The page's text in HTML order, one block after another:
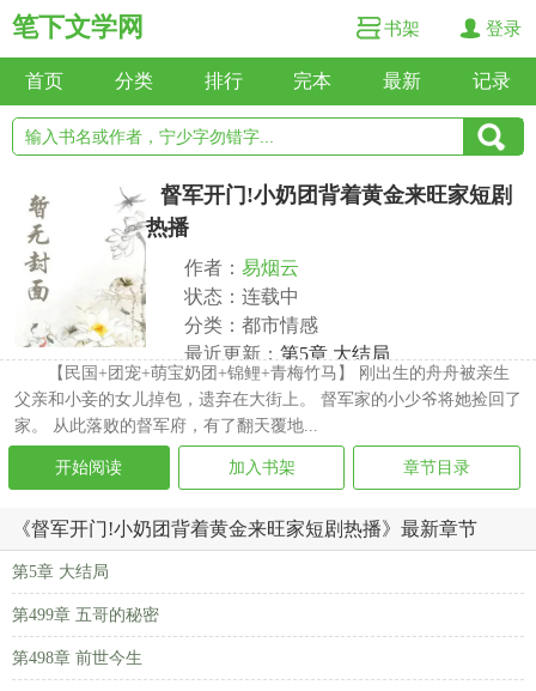
笔下文学网 书架 登录
首页 分类 排行 完本 最新 记录
督军开门!小奶团背着黄金来旺家短剧
热播
作者： 易烟云
状态：连载中
分类：都市情感
最近更新： 第5章 大结局
更新时间：2026-06-26 17:42:25
【民国+团宠+萌宝奶团+锦鲤+青梅竹马】 刚出生的舟舟被亲生
父亲和小妾的女儿掉包，遗弃在大街上。 督军家的小少爷将她捡回了
家。 从此落败的督军府，有了翻天覆地...
开始阅读 加入书架 章节目录
《督军开门!小奶团背着黄金来旺家短剧热播》最新章节
第5章 大结局
第499章 五哥的秘密
第498章 前世今生